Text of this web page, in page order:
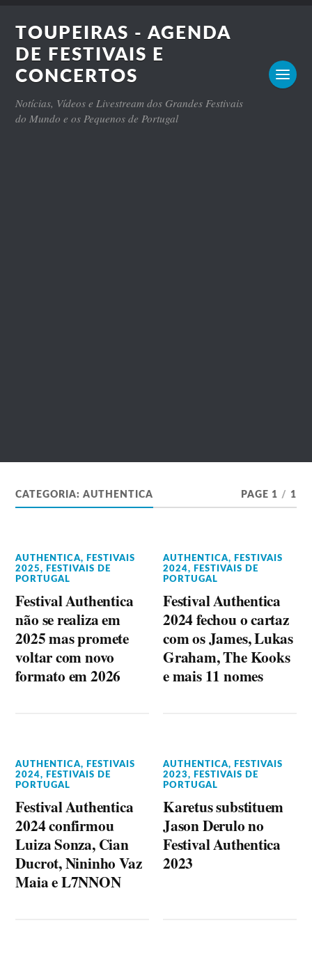
TOUPEIRAS - AGENDA
DE FESTIVAIS E
CONCERTOS
Notícias, Vídeos e Livestream dos Grandes Festivais
do Mundo e os Pequenos de Portugal
CATEGORIA:AUTHENTICA PAGE 1 / 1
AUTHENTICA,
FESTIVAIS
2025,
FESTIVAIS DE
PORTUGAL
Festival Authentica
não se realiza em
2025 mas promete
voltar com novo
formato em 2026
AUTHENTICA,
FESTIVAIS
2024,
FESTIVAIS DE
PORTUGAL
Festival Authentica
2024 fechou o cartaz
com os James, Lukas
Graham, The Kooks
e mais 11 nomes
AUTHENTICA,
FESTIVAIS
2024,
FESTIVAIS DE
PORTUGAL
Festival Authentica
2024 confirmou
Luiza Sonza, Cian
Ducrot, Nininho Vaz
Maia e L7NNON
AUTHENTICA,
FESTIVAIS
2023,
FESTIVAIS DE
PORTUGAL
Karetus substituem
Jason Derulo no
Festival Authentica
2023